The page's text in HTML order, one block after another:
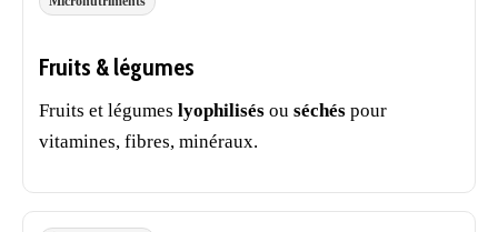
Fruits & légumes
Fruits et légumes lyophilisés ou séchés pour
vitamines, fibres, minéraux.